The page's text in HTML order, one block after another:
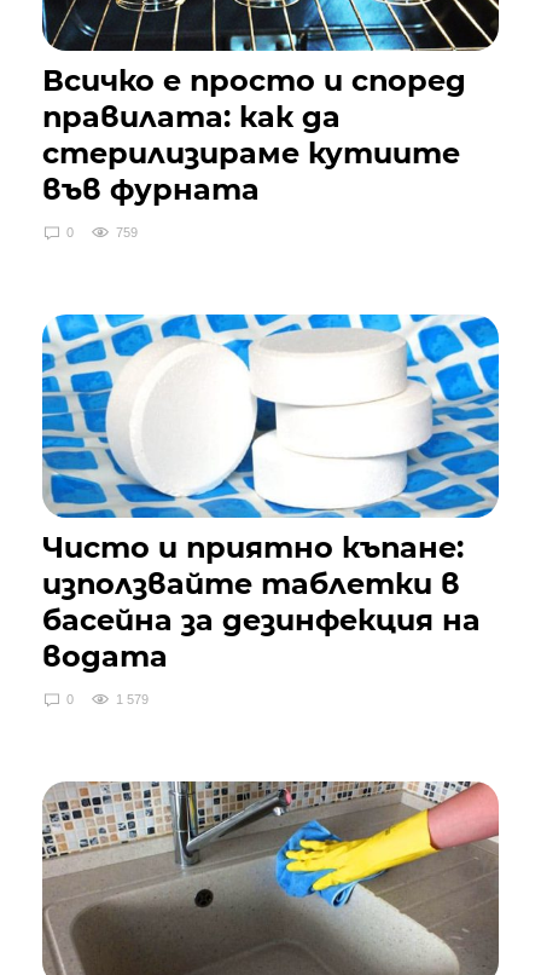
Всичко е просто и според
правилата: как да
стерилизираме кутиите
във фурната
0 759
Чисто и приятно къпане:
използвайте таблетки в
басейна за дезинфекция на
водата
0 1 579